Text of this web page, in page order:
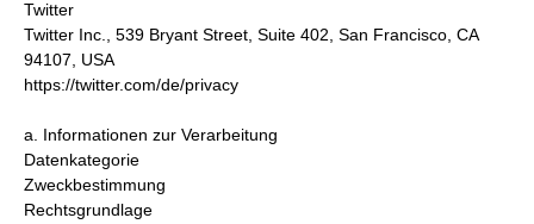
Twitter
Twitter Inc., 539 Bryant Street, Suite 402, San Francisco, CA
94107, USA
https://twitter.com/de/privacy
a. Informationen zur Verarbeitung
Datenkategorie
Zweckbestimmung
Rechtsgrundlage